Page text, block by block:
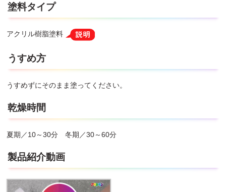
塗料タイプ
アクリル樹脂塗料
うすめ方
うすめずにそのまま塗ってください。
乾燥時間
夏期／10～30分 冬期／30～60分
製品紹介動画